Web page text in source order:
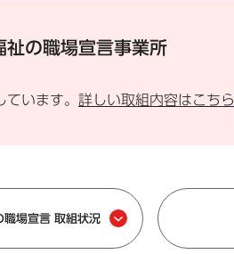
祉の職場宣言事業所
います。 詳しい取組内容はこちら
場宣言 取組状況